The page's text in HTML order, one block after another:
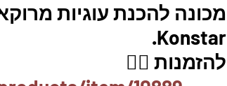
מכונה להכנת עוגיות
Konstar.
להזמנות 👇🏼